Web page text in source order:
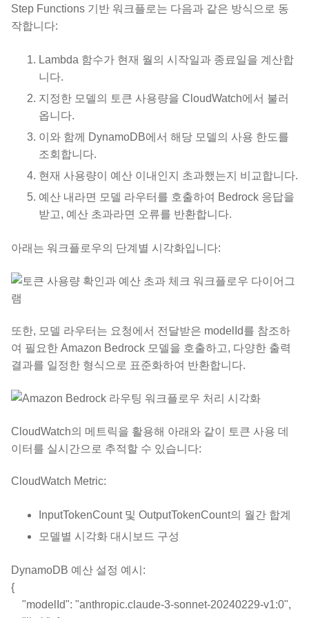
Step Functions 기반 워크플로는 다음과 같은 방식으로 동
작합니다:
Lambda 함수가 현재 월의 시작일과 종료일을 계산합
니다.
지정한 모델의 토큰 사용량을 CloudWatch에서 불러
옵니다.
이와 함께 DynamoDB에서 해당 모델의 사용 한도를
조회합니다.
현재 사용량이 예산 이내인지 초과했는지 비교합니다.
예산 내라면 모델 라우터를 호출하여 Bedrock 응답을
받고, 예산 초과라면 오류를 반환합니다.
아래는 워크플로우의 단계별 시각화입니다:
또한, 모델 라우터는 요청에서 전달받은 modelId를 참조하
여 필요한 Amazon Bedrock 모델을 호출하고, 다양한 출력
결과를 일정한 형식으로 표준화하여 반환합니다.
CloudWatch의 메트릭을 활용해 아래와 같이 토큰 사용 데
이터를 실시간으로 추적할 수 있습니다:
CloudWatch Metric:
InputTokenCount 및 OutputTokenCount의 월간 합계
모델별 시각화 대시보드 구성
DynamoDB 예산 설정 예시:
{
"modelId": "anthropic.claude-3-sonnet-20240229-v1:0",